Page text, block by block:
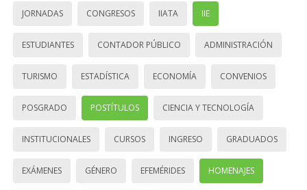
JORNADAS CONGRESOS IIATA IIE
ESTUDIANTES CONTADOR PÚBLICO ADMINISTRACIÓN
TURISMO ESTADÍSTICA ECONOMÍA CONVENIOS
POSGRADO POSTÍTULOS CIENCIA Y TECNOLOGÍA
INSTITUCIONALES CURSOS INGRESO GRADUADOS
EXÁMENES GÉNERO EFEMÉRIDES HOMENAJES